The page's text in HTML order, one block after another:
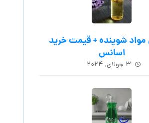
شوینده + قیمت خرید
اسانس
۳ جولای, ۲۰۲۴